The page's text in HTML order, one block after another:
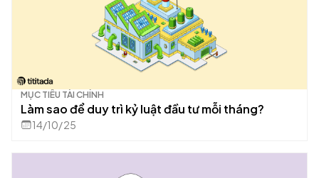
MỤC TIÊU TÀI CHÍNH
Làm sao để duy trì kỷ luật đầu tư mỗi tháng?
14/10/25